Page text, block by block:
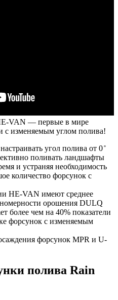
VAN — первые в мире
с изменяемым углом полива!
угол полива от 0
поливать ландшафты
и устраняя необходимость
количество форсунок с
HE-VAN имеют среднее
орошения DULQ
более чем на 40% показатели
форсунок с изменяемым
форсунок MPR и U-
полива Rain